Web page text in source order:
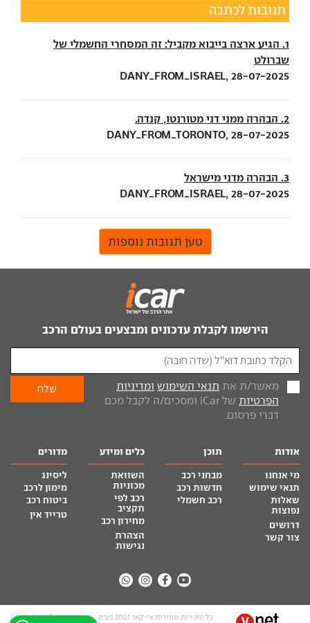
תגובות לכתבה
1. הגיע ארצה בייבוא מקביל: זה המסחרי החשמלי של
שברולט
DANY_FROM_ISRAEL, 28-07-2025
2. הבהרה ממני דני מטורנטו, קנדה.
DANY_FROM_TORONTO, 28-07-2025
3. הבהרה מדני מישראל
DANY_FROM_ISRAEL, 28-07-2025
טען תגובות נוספות
הירשמו לקבלת עדכונים ומבצעים בעולם הרכב
מאשר/ת את תנאי השימוש ומדיניות
הפרטיות
של iCar ומסכים/ה לקבל מכם
דברי פרסום.
אודות
מי אנחנו
תנאי שימוש
שאלות
נפוצות
דרושים
צור קשר
תוכן
מבחני רכב
חדשות רכב
רכב חשמלי
כלים ומידע
השוואת
מכוניות
רכב לפי
תקציב
מחירון רכב
הצהרת
נגישות
מדורים
ליסינג
מימון לרכב
ביטוח רכב
טרייד אין
כל הזכויות שמורות אי-קאר 2007 בע”מ site by tq.soft